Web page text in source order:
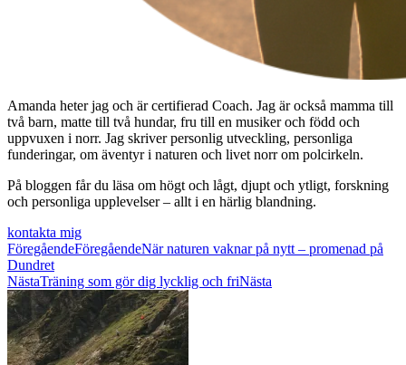
Amanda heter jag och är certifierad Coach. Jag är också mamma till
två barn, matte till två hundar, fru till en musiker och född och
uppvuxen i norr. Jag skriver personlig utveckling, personliga
funderingar, om äventyr i naturen och livet norr om polcirkeln.
På bloggen får du läsa om högt och lågt, djupt och ytligt, forskning
och personliga upplevelser – allt i en härlig blandning.
kontakta mig
FöregåendeFöregåendeNär naturen vaknar på nytt – promenad på
Dundret
NästaTräning som gör dig lycklig och friNästa